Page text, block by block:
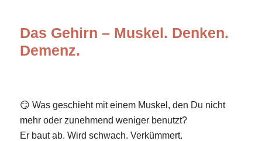
Das Gehirn – Muskel. Denken.
Demenz.
😏 Was geschieht mit einem Muskel, den Du nicht
mehr oder zunehmend weniger benutzt?
Er baut ab. Wird schwach. Verkümmert.